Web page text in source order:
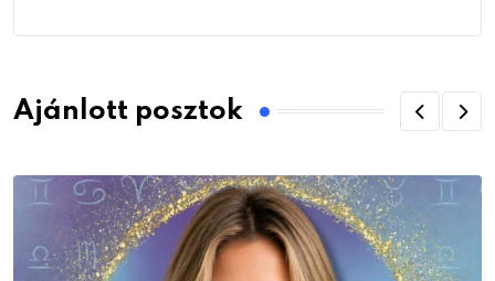
Ajánlott posztok